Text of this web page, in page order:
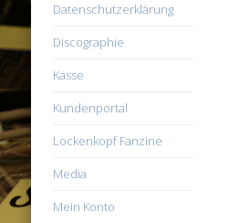
Datenschutzerklärung
Discographie
Kasse
Kundenportal
Lockenkopf Fanzine
Media
Mein Konto